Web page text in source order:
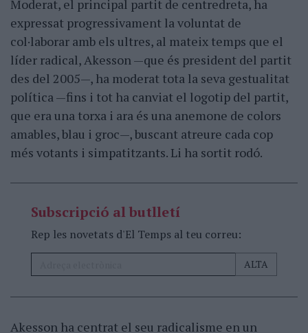
Moderat, el principal partit de centredreta, ha
expressat progressivament la voluntat de
col·laborar amb els ultres, al mateix temps que el
líder radical, Akesson —que és president del partit
des del 2005—, ha moderat tota la seva gestualitat
política —fins i tot ha canviat el logotip del partit,
que era una torxa i ara és una anemone de colors
amables, blau i groc—, buscant atreure cada cop
més votants i simpatitzants. Li ha sortit rodó.
Subscripció al butlletí
Rep les novetats d'El Temps al teu correu:
Akesson ha centrat el seu radicalisme en un